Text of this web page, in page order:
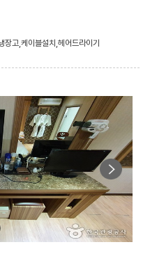
장고,케이블설치,헤어드라이기